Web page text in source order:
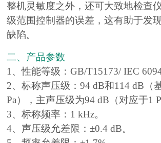
整机灵敏度之外，还可大致地检查
级范围控制器的误差，这有助于发
缺陷。
二、产品参数
1、性能等级：GB/T15173/ IEC
2、标称声压级：94 dB和114 dB（
Pa），主声压级为94 dB（对应于1
3、标称频率：1 kHz。
4、声压级允差限：±0.4 dB。